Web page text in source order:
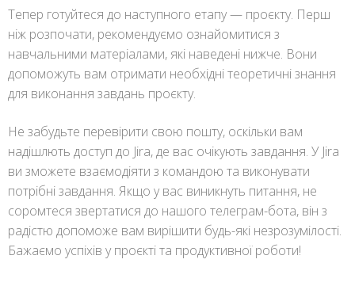
Тепер готуйтеся до наступного етапу — проєкту. Перш
ніж розпочати, рекомендуємо ознайомитися з
навчальними матеріалами, які наведені нижче. Вони
допоможуть вам отримати необхідні теоретичні знання
для виконання завдань проєкту.
Не забудьте перевірити свою пошту, оскільки вам
надішлють доступ до Jira, де вас очікують завдання. У Jira
ви зможете взаємодіяти з командою та виконувати
потрібні завдання. Якщо у вас виникнуть питання, не
соромтеся звертатися до нашого телеграм-бота, він з
радістю допоможе вам вирішити будь-які незрозумілості.
Бажаємо успіхів у проєкті та продуктивної роботи!